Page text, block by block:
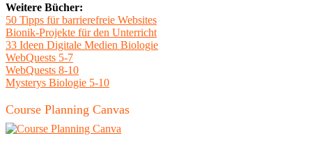
Weitere Bücher:
50 Tipps für barrierefreie Websites
Bionik-Projekte für den Unterricht
33 Ideen Digitale Medien Biologie
WebQuests 5-7
WebQuests 8-10
Mysterys Biologie 5-10
Course Planning Canvas